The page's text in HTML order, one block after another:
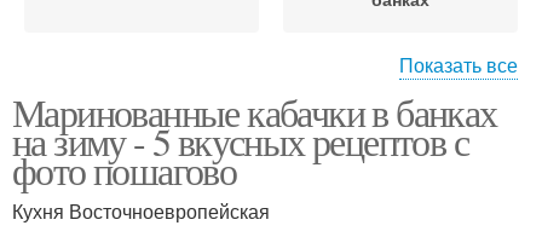
Кабачки на закуску Кабачки в пакете
Показать все
Маринованные кабачки в банках
на зиму - 5 вкусных рецептов с
фото пошагово
Кухня Восточноевропейская